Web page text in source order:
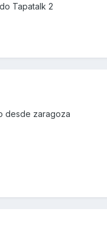
Tapatalk 2
desde zaragoza